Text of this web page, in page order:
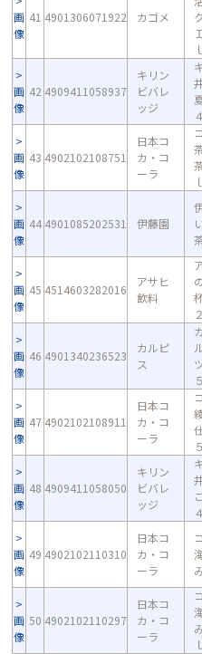
画
像
41 4901306071922 カゴメ
ｌ
画
像
42 4909411058937
キリン
ビバレ
ッジ
画
像
43 4902102108751
日本コ
カ・コ
ーラ
ｌ
画
像
44 4901085202531 伊藤園
画
像
45 4514603282016
アサヒ
飲料
画
像
46 4901340236523
カルピ
ス
画
像
47 4902102108911
日本コ
カ・コ
ーラ
画
像
48 4909411058050
キリン
ビバレ
ッジ
画
像
49 4902102110310
日本コ
カ・コ
ーラ
画
像
50 4902102110297
日本コ
カ・コ
ーラ
ｌ